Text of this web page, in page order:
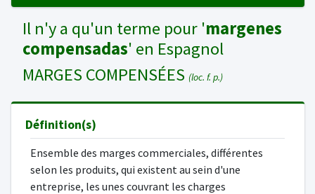
Il n'y a qu'un terme pour 'margenes
compensadas' en Espagnol
MARGES COMPENSÉES (loc. f. p.)
Définition(s)
Ensemble des marges commerciales, différentes
selon les produits, qui existent au sein d'une
entreprise, les unes couvrant les charges